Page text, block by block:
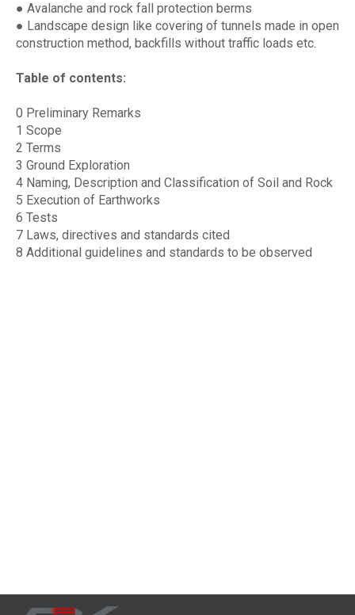
● Avalanche and rock fall protection berms
● Landscape design like covering of tunnels made in open
construction method, backfills without traffic loads etc.
Table of contents:
0 Preliminary Remarks
1 Scope
2 Terms
3 Ground Exploration
4 Naming, Description and Classification of Soil and Rock
5 Execution of Earthworks
6 Tests
7 Laws, directives and standards cited
8 Additional guidelines and standards to be observed